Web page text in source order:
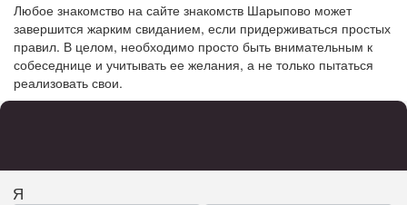
Любое знакомство на сайте знакомств Шарыпово может
завершится жарким свиданием, если придерживаться простых
правил. В целом, необходимо просто быть внимательным к
собеседнице и учитывать ее желания, а не только пытаться
реализовать свои.
Я